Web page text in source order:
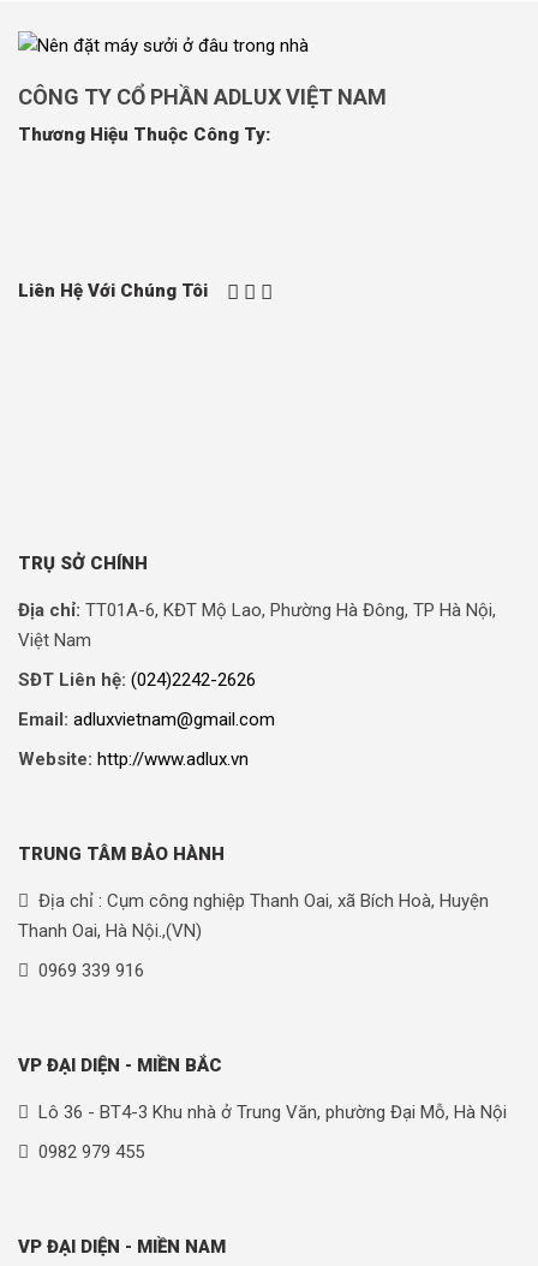
CÔNG TY CỔ PHẦN ADLUX VIỆT NAM
Thương Hiệu Thuộc Công Ty:
Liên Hệ Với Chúng Tôi
TRỤ SỞ CHÍNH
Địa chỉ: TT01A-6, KĐT Mộ Lao, Phường Hà Đông, TP Hà Nội,
Việt Nam
SĐT Liên hệ: (024)2242-2626
Email: adluxvietnam@gmail.com
Website: http://www.adlux.vn
TRUNG TÂM BẢO HÀNH
Địa chỉ : Cụm công nghiệp Thanh Oai, xã Bích Hoà, Huyện
Thanh Oai, Hà Nội.,(VN)
0969 339 916
VP ĐẠI DIỆN - MIỀN BẮC
Lô 36 - BT4-3 Khu nhà ở Trung Văn, phường Đại Mỗ, Hà Nội
0982 979 455
VP ĐẠI DIỆN - MIỀN NAM